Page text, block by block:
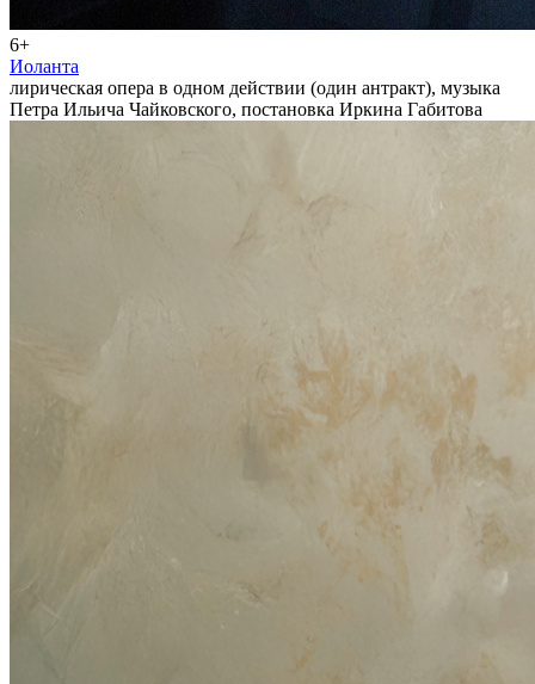
6+
Иоланта
лирическая опера в одном действии (один антракт), музыка
Петра Ильича Чайковского, постановка Иркина Габитова